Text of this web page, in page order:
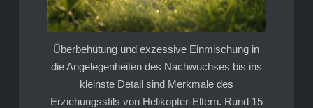
Überbehütung und exzessive Einmischung in
die Angelegenheiten des Nachwuchses bis ins
kleinste Detail sind Merkmale des
Erziehungsstils von Helikopter-Eltern. Rund 15